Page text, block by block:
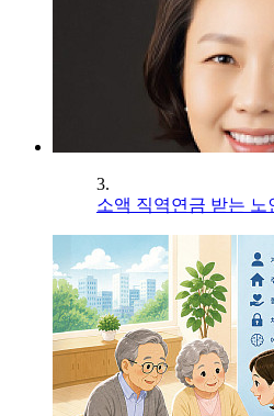
3.
소액 직역연금 받는